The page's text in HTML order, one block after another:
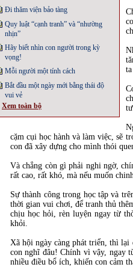
Đi thăm viện bảo tàng
Quy luật “cạnh tranh” và “nhường
nhịn”
Hãy biết nhìn con người trong kỳ
vọng!
Mỗi người một tính cách
Bắt đầu một ngày mới bằng thái độ
vui vẻ
Xem toàn bộ
cặm cụi học hành và làm việc, sẽ
con đã xây dựng cho mình thói
Và chẳng còn gì phải nghi ngờ,
rất cao, rất khó, mà nếu muốn
Sự thành công trong học tập và
thời gian vui chơi, để tranh thủ
chịu học hỏi, rèn luyện ngay từ
khỏi.
Xã hội ngày càng phát triển, thì lại
con nghĩ đâu! Chính vì vậy, ngay
nhiều điều bổ ích, khiến con cảm